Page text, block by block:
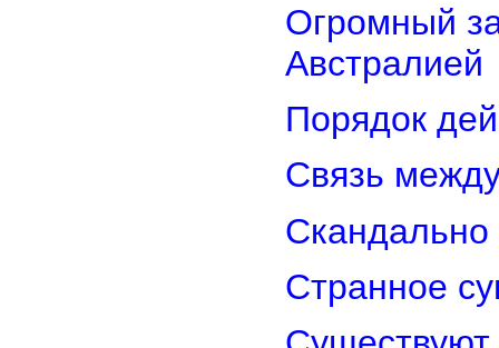
Огромный
Австралией
Порядок
Связь
Странное